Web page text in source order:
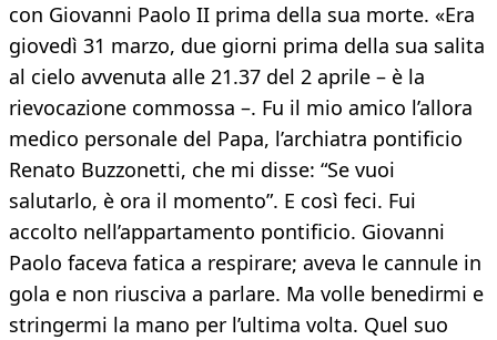
con Giovanni Paolo II prima della sua morte. «Era
giovedì 31 marzo, due giorni prima della sua salita
al cielo avvenuta alle 21.37 del 2 aprile – è la
rievocazione commossa –. Fu il mio amico l’allora
medico personale del Papa, l’archiatra pontificio
Renato Buzzonetti, che mi disse: “Se vuoi
salutarlo, è ora il momento”. E così feci. Fui
accolto nell’appartamento pontificio. Giovanni
Paolo faceva fatica a respirare; aveva le cannule in
gola e non riusciva a parlare. Ma volle benedirmi e
stringermi la mano per l’ultima volta. Quel suo